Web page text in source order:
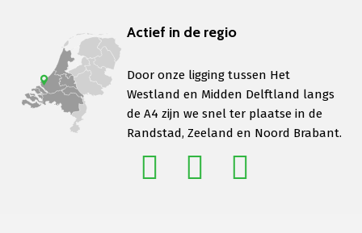
Actief in de regio
Door onze ligging tussen Het
Westland en Midden Delftland langs
de A4 zijn we snel ter plaatse in de
Randstad, Zeeland en Noord Brabant.